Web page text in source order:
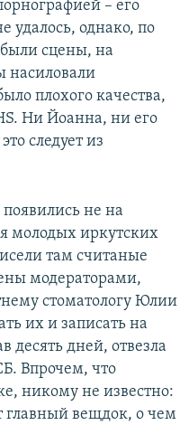
– его
удалось, однако, по
сцены, на
насиловали
плохого качества,
Ни Йоанна, ни его
следует из
не на
молодых иркутских
там считаные
модераторами,
стоматологу Юлии
их и записать на
десять дней, отвезла
Впрочем, что
никому не известно:
главный вещдок, о чем